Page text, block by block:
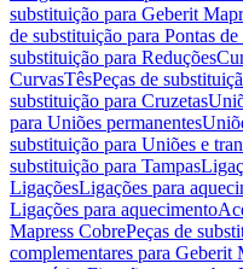
substituição para Geberit
de substituição para Pontas
substituição para Reduções
CurvasTêsPeças de
substituição para Cruzetas
para Uniões permanentes
substituição para Uniões e
substituição para Tampas
LigaçõesLigações para
Ligações para aquecimento
Mapress CobrePeças de
complementares para Geberit